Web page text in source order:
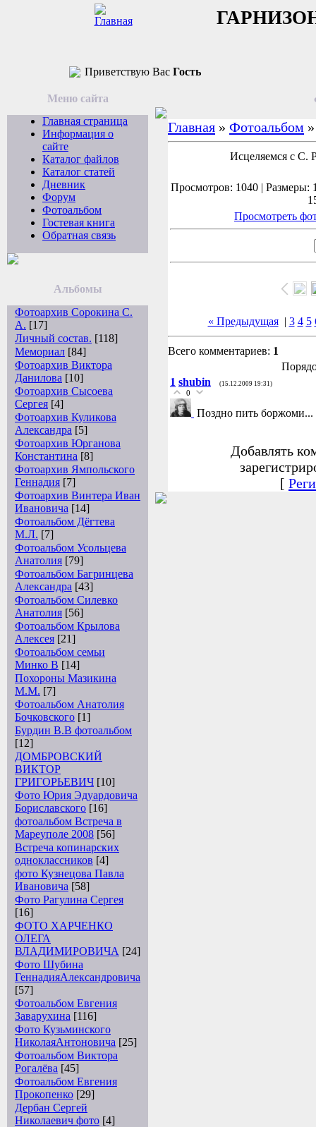
Приветствую Вас Гость
Меню сайта
Главная страница
Информация о
сайте
Каталог файлов
Каталог статей
Дневник
Форум
Фотоальбом
Гостевая книга
Обратная связь
Альбомы
Фотоархив Сорокина С.
А. [17]
Личный состав. [118]
Мемориал [84]
Фотоархив Виктора
Данилова [10]
Фотоархив Сысоева
Сергея [4]
Фотоархив Куликова
Александра [5]
Фотоархив Юрганова
Константина [8]
Фотоархив Ямпольского
Геннадия [7]
Фотоархив Винтера Иван
Ивановича [14]
Фотоальбом Дёгтева
М.Л. [7]
Фотоальбом Усольцева
Анатолия [79]
Фотоальбом Багринцева
Александра [43]
Фотоальбом Силевко
Анатолия [56]
Фотоальбом Крылова
Алексея [21]
Фотоальбом семьи
Минко В [14]
Похороны Мазикина
М.М. [7]
Фотоальбом Анатолия
Бочковского [1]
Бурдин В.В фотоальбом
[12]
ДОМБРОВСКИЙ
ВИКТОР
ГРИГОРЬЕВИЧ [10]
Фото Юрия Эдуардовича
Бориславского [16]
фотоальбом Встреча в
Мареуполе 2008 [56]
Встреча копинарских
одноклассников [4]
фото Кузнецова Павла
Ивановича [58]
Фото Рагулина Сергея
[16]
ФОТО ХАРЧЕНКО
ОЛЕГА
ВЛАДИМИРОВИЧА [24]
Фото Шубина
ГеннадияАлександровича
[57]
Фотоальбом Евгения
Заварухина [116]
Фото Кузьминского
НиколаяАнтоновича [25]
Фотоальбом Виктора
Рогалёва [45]
Фотоальбом Евгения
Прокопенко [29]
Дербан Сергей
Николаевич фото [4]
Главная » Фотоальбом
Исцеляемся с С.
Просмотров: 1040 | Размеры:
Просмотреть
« Предыдущая| 3 4 5
Всего комментариев: 1
1 shubin (15.12.2009 19:31)
0
Поздно пить боржоми...
Добавлять
[